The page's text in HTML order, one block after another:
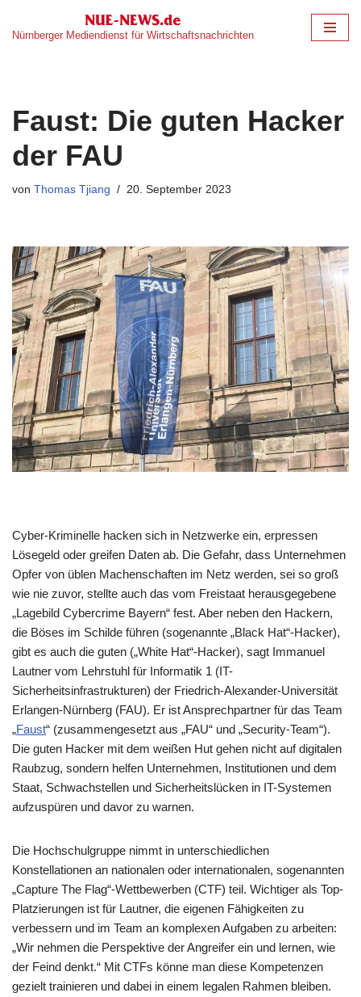
Zum
Nürnberger Mediendienst für Wirtschaftsnachrichten
Faust: Die guten Hacker
der FAU
von Thomas Tjiang 20. September 2023
Cyber-Kriminelle hacken sich in Netzwerke ein, erpressen
Lösegeld oder greifen Daten ab. Die Gefahr, dass Unternehmen
Opfer von üblen Machenschaften im Netz werden, sei so groß
wie nie zuvor, stellte auch das vom Freistaat herausgegebene
„Lagebild Cybercrime Bayern“ fest. Aber neben den Hackern,
die Böses im Schilde führen (sogenannte „Black Hat“-Hacker),
gibt es auch die guten („White Hat“-Hacker), sagt Immanuel
Lautner vom Lehrstuhl für Informatik 1 (IT-
Sicherheitsinfrastrukturen) der Friedrich-Alexander-Universität
Erlangen-Nürnberg (FAU). Er ist Ansprechpartner für das Team
„Faust“ (zusammengesetzt aus „FAU“ und „Security-Team“).
Die guten Hacker mit dem weißen Hut gehen nicht auf digitalen
Raubzug, sondern helfen Unternehmen, Institutionen und dem
Staat, Schwachstellen und Sicherheitslücken in IT-Systemen
aufzuspüren und davor zu warnen.
Die Hochschulgruppe nimmt in unterschiedlichen
Konstellationen an nationalen oder internationalen, sogenannten
„Capture The Flag“-Wettbewerben (CTF) teil. Wichtiger als Top-
Platzierungen ist für Lautner, die eigenen Fähigkeiten zu
verbessern und im Team an komplexen Aufgaben zu arbeiten:
„Wir nehmen die Perspektive der Angreifer ein und lernen, wie
der Feind denkt.“ Mit CTFs könne man diese Kompetenzen
gezielt trainieren und dabei in einem legalen Rahmen bleiben.